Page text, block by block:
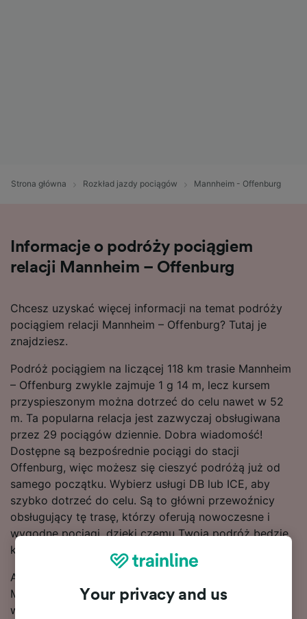
Strona główna Rozkład jazdy pociągów Mannheim - Offenburg
Informacje o podróży pociągiem
relacji Mannheim – Offenburg
Chcesz uzyskać więcej informacji na temat podróży
pociągiem relacji Mannheim – Offenburg? Tutaj je
znajdziesz.
Podróż pociągiem na liczącej 118 km trasie Mannheim
– Offenburg zwykle zajmuje 1 g 14 m, lecz kursem
przyspieszonym można dotrzeć do celu nawet w 52
m. Ta popularna relacja jest zazwyczaj obsługiwana
przez 29 pociągów dziennie. Dobra wiadomość!
Dostępne są bezpośrednie pociągi do stacji
Offenburg, więc możesz się cieszyć podróżą już od
samego początku. Wybierz usługi DB lub ICE, aby
szybko dotrzeć do celu. Są to główni przewoźnicy
obsługujący tę trasę, którzy oferują nowoczesne i
wygodne pociągi, dzięki czemu Twoja podróż będzie
komfortowa.
Aby zaoszczędzić na biletach na pociągi relacji
Mannheim – Offenburg, dokonu rezerwacji z
wyprzedzeniem. Użyj znajdującego się u góry strony
Your privacy and us